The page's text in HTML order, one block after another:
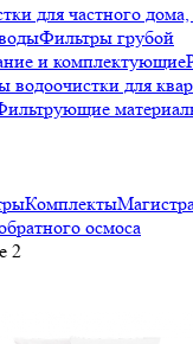
для частного дома,
Фильтры грубой
и комплектующие
водоочистки для
Комплекты
осмоса
2